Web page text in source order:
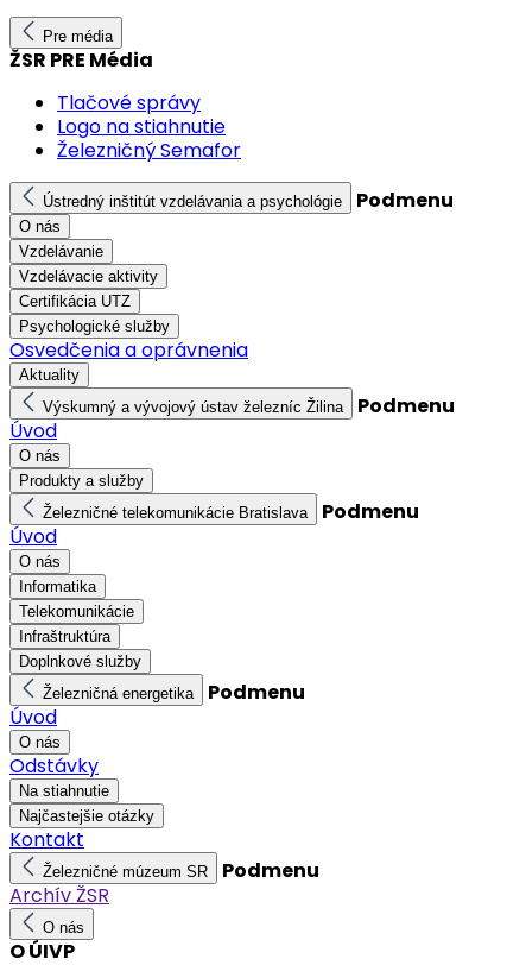
Pre média
ŽSR PRE Média
Tlačové správy
Logo na stiahnutie
Železničný Semafor
Ústredný inštitút vzdelávania a psychológie Podmenu
O nás
Vzdelávanie
Vzdelávacie aktivity
Certifikácia UTZ
Psychologické služby
Osvedčenia a oprávnenia
Aktuality
Výskumný a vývojový ústav železníc Žilina
Podmenu
Úvod
O nás
Produkty a služby
Železničné telekomunikácie Bratislava
Podmenu
Úvod
O nás
Informatika
Telekomunikácie
Infraštruktúra
Doplnkové služby
Železničná energetika
Podmenu
Úvod
O nás
Odstávky
Na stiahnutie
Najčastejšie otázky
Kontakt
Železničné múzeum SR
Podmenu
Archív ŽSR
O nás
O ÚIVP